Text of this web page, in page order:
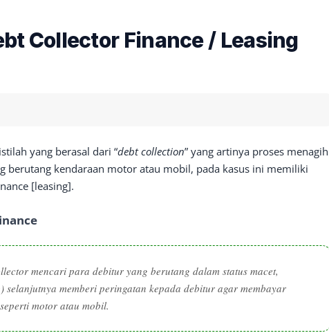
Collector Finance / Leasing
yang berasal dari “debt collection” yang artinya proses menagih
berutang kendaraan motor atau mobil, pada kasus ini memiliki
[leasing].
mencari para debitur yang berutang dalam status macet,
selanjutnya memberi peringatan kepada debitur agar membayar
motor atau mobil.